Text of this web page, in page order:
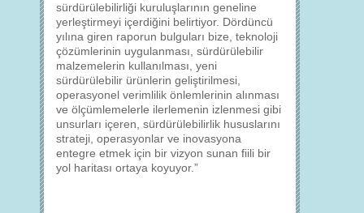
sürdürülebilirliği kuruluşlarının geneline
yerleştirmeyi içerdiğini belirtiyor. Dördüncü
yılına giren raporun bulguları bize, teknoloji
çözümlerinin uygulanması, sürdürülebilir
malzemelerin kullanılması, yeni
sürdürülebilir ürünlerin geliştirilmesi,
operasyonel verimlilik önlemlerinin alınması
ve ölçümlemelerle ilerlemenin izlenmesi gibi
unsurları içeren, sürdürülebilirlik hususlarını
strateji, operasyonlar ve inovasyona
entegre etmek için bir vizyon sunan fiili bir
yol haritası ortaya koyuyor.”